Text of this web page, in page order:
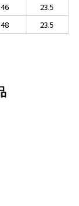
46
23.5
48 23.5